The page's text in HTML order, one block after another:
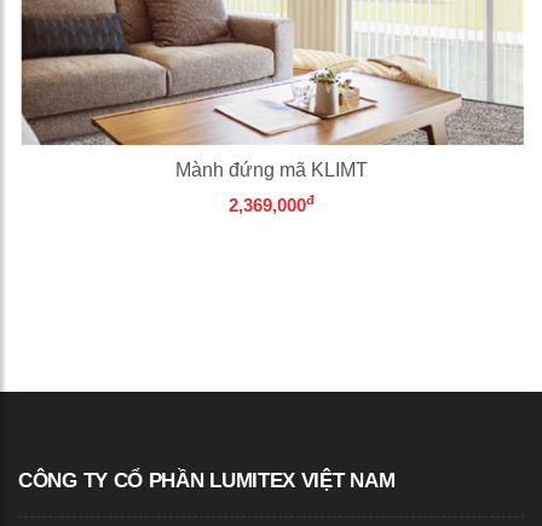
Mành đứng mã KLIMT
2,369,000đ
CÔNG TY CỔ PHẦN LUMITEX VIỆT NAM